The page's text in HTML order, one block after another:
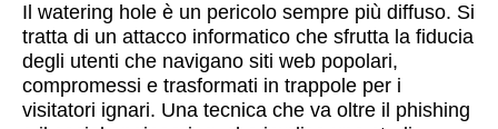
Il watering hole è un pericolo sempre più diffuso. Si
tratta di un attacco informatico che sfrutta la fiducia
degli utenti che navigano siti web popolari,
compromessi e trasformati in trappole per i
visitatori ignari. Una tecnica che va oltre il phishing